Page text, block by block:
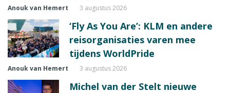
Anouk van Hemert 3 augustus 2026
‘Fly As You Are’: KLM en andere
reisorganisaties varen mee
tijdens WorldPride
Anouk van Hemert 3 augustus 2026
Michel van der Stelt nieuwe